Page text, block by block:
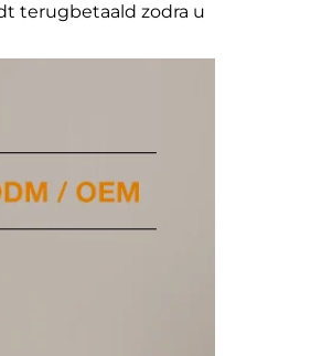
terugbetaald zodra u